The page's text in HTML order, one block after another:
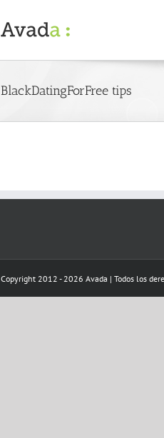
BlackDatingForFree tips
Copyright 2012 - 2026 Avada | Todos los